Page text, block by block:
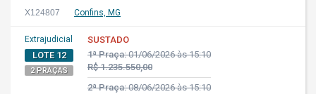
X124807 Confins, MG
Extrajudicial
LOTE 12
2 PRAÇAS
SUSTADO
1ª Praça:01/06/2026 às 15:10
R$ 1.235.550,00
2ª Praça:08/06/2026 às 15:10